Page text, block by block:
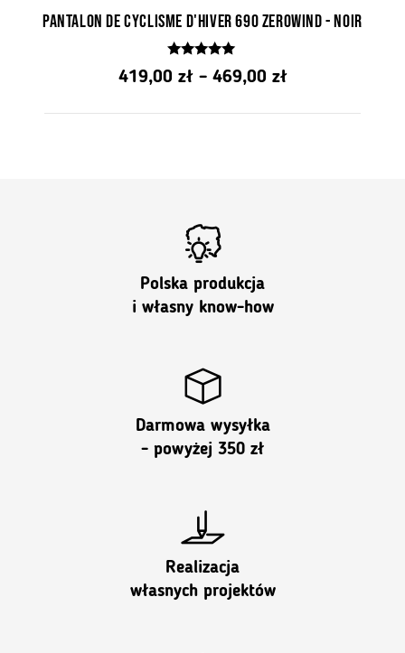
Pantalon de cyclisme d'hiver 690 Zerowind - noir
4.90
z 5
419,00 zł – 469,00 złGamme
Polska produkcja
i własny know-how
Darmowa wysyłka
- powyżej 350 zł
Realizacja
własnych projektów